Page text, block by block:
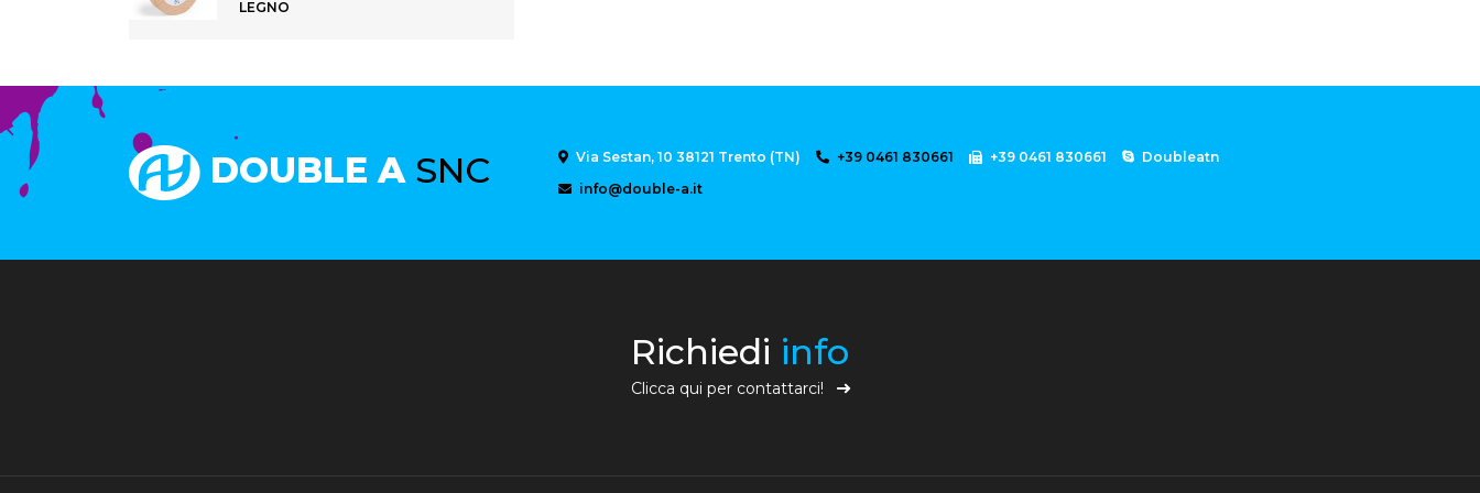
LEGNO
DOUBLE A SNC Via Sestan, 10 38121 Trento (TN) +39 0461 830661 +39 0461 830661
Doubleatn
info@double-a.it
Richiedi info
Clicca qui per contattarci!